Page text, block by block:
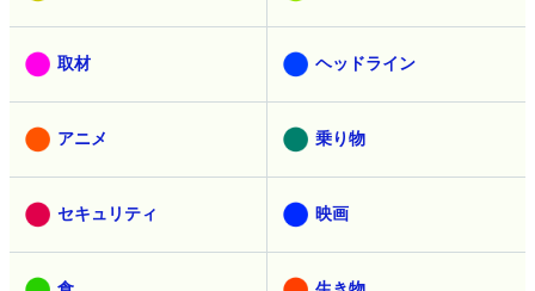
取材 ヘッドライン
アニメ 乗り物
セキュリティ 映画